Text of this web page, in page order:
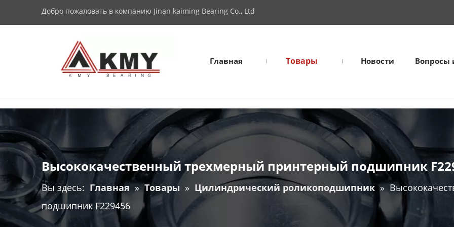
Добро пожаловать в компанию Jinan kaiming Bearing Co., Ltd
Главная Товары Новости Вопросы
Высококачественный трехмерный принтерный подшипник
Вы здесь: Главная » Товары » Цилиндрический роликоподшипник »
подшипник F229456